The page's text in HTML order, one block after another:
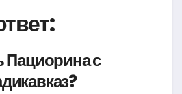
Пациорина с